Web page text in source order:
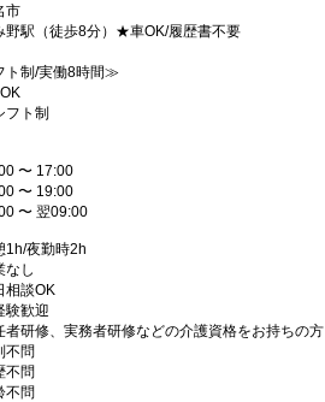
市
野駅（徒歩8分）★車OK/履歴書不要
ト制/実働8時間≫
フト制
〜 17:00
〜 19:00
〜 翌09:00
夜勤時2h
し
談OK
歓迎
研修、実務者研修などの介護資格をお持ちの方
問
問
問